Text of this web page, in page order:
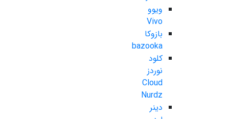
ویوو
Vivo
بازوکا
bazooka
کلود
نوردز
Cloud
Nurdz
دینر